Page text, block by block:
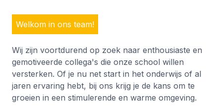
Welkom in ons team!
Wij zijn voortdurend op zoek naar enthousiaste en
gemotiveerde collega's die onze school willen
versterken. Of je nu net start in het onderwijs of al
jaren ervaring hebt, bij ons krijg je de kans om te
groeien in een stimulerende en warme omgeving.